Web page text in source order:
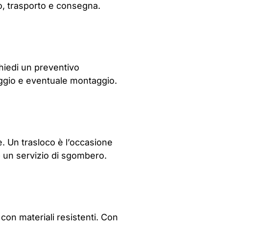
trasporto e consegna.
un preventivo
e eventuale montaggio.
Un trasloco è l’occasione
servizio di sgombero.
materiali resistenti. Con